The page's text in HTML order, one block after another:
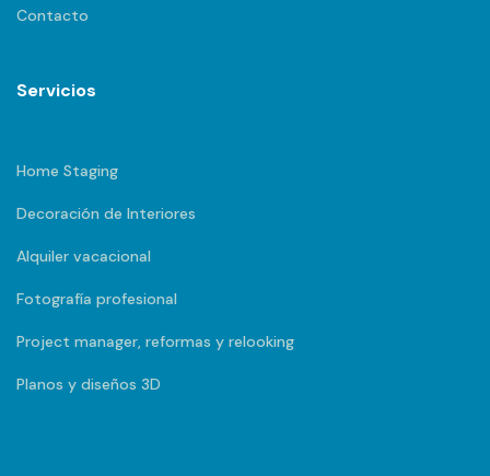
Contacto
Servicios
Home Staging
Decoración de Interiores
Alquiler vacacional
Fotografía profesional
Project manager, reformas y relooking
Planos y diseños 3D